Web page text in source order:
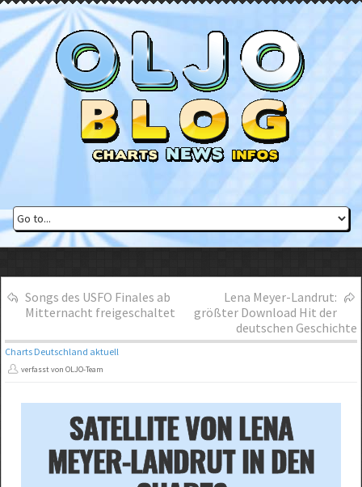
Songs des USFO Finales ab
Mitternacht freigeschaltet
Lena Meyer-Landrut:
größter Download Hit der
deutschen Geschichte
Charts Deutschland aktuell
verfasst von OLJO-Team
SATELLITE VON LENA
MEYER-LANDRUT IN DEN